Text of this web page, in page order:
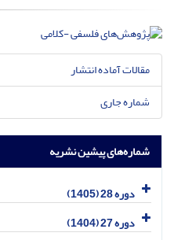
مقالات آماده انتشار
شماره جاری
شماره‌های پیشین نشریه
دوره 28 (1405)
دوره 27 (1404)